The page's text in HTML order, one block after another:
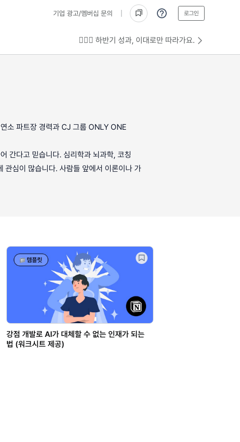
기업 광고/멤버십 문의 로그인
💁🏻‍♂️ 하반기 성과, 이대로만 따라가요.
소 파트장 경력과 CJ 그룹 ONLY ONE
간다고 믿습니다. 심리학과 뇌과학, 코칭
심이 많습니다. 사람들 앞에서 이론이나 가
강점 개발로 AI가 대체할 수 없는 인재가 되는
법 (워크시트 제공)